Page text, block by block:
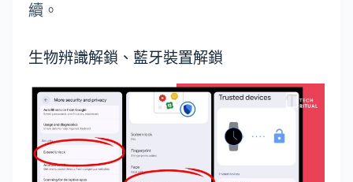
續。
生物辨識解鎖、藍牙裝置解鎖